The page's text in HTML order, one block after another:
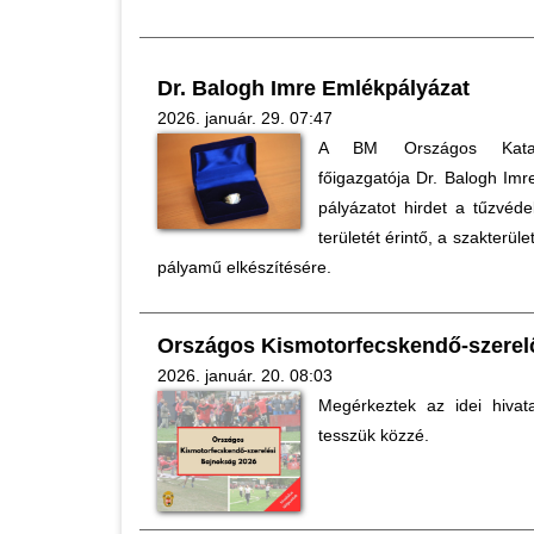
Dr. Balogh Imre Emlékpályázat
2026. január. 29. 07:47
A BM Országos
főigazgatója Dr. Balogh
pályázatot hirdet a
területét érintő, a
pályamű elkészítésére.
Országos Kismotorfecskendő-
2026. január. 20. 08:03
Megérkeztek az idei
tesszük közzé.